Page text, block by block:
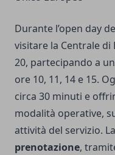
Durante l’open day
visitare la Centrale di
20, partecipando a
ore 10, 11, 14 e 15.
circa 30 minuti e
modalità operative,
attività del servizio. La
prenotazione,